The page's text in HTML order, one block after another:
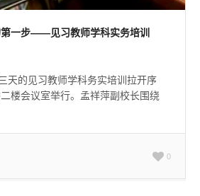
一步——见习教师学科实务培训
天的见习教师学科务实培训拉开序
楼会议室举行。孟祥萍副校长围绕
0